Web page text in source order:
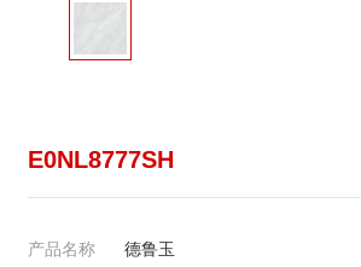
E0NL8777SH
产品名称 德鲁玉